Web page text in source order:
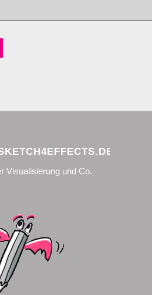
Visualisierung und Co.